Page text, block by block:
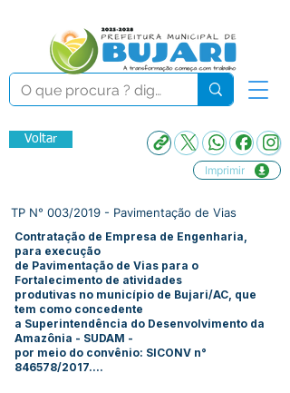
Voltar
Imprimir
TP N° 003/2019 - Pavimentação de Vias
Contratação de Empresa de Engenharia,
para execução
de Pavimentação de Vias para o
Fortalecimento de atividades
produtivas no município de Bujari/AC, que
tem como concedente
a Superintendência do Desenvolvimento da
Amazônia - SUDAM -
por meio do convênio: SICONV n°
846578/2017....